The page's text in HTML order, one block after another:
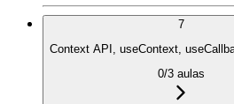
7
Context API, useContext,
0/3aulas